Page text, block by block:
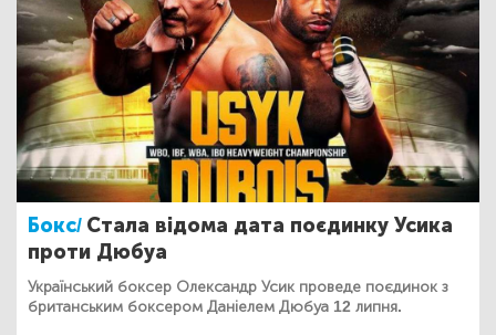
Бокс/ Стала відома дата поєдинку Усика
проти Дюбуа
Український боксер Олександр Усик проведе поєдинок з
британським боксером Даніелем Дюбуа 12 липня.